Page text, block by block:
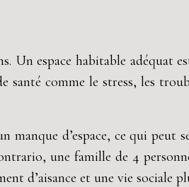
Un espace habitable adéquat
comme le stress, les
d’espace, ce qui peut
une famille de 4
d’aisance et une vie sociale